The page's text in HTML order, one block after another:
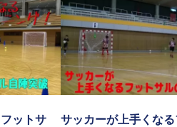
ットサ
サッカーが上手くな